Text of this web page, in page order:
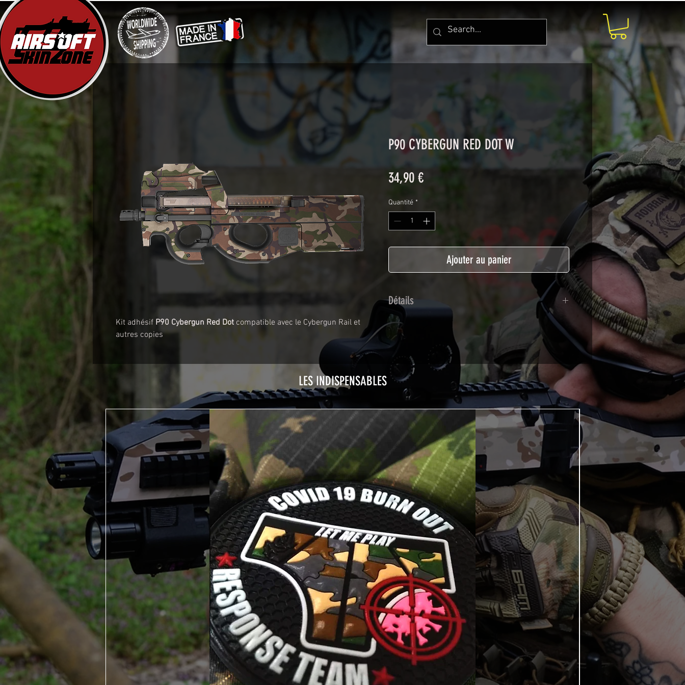
Kit adhésif P90 Cybergun Red Dot compatible avec le Cybergun Rail et
autres copies
P90 CYBERGUN RED DOT W
34,90 €Prix
Quantité *
Ajouter au panier
Détails
Adhésif de type polymère calandré recouvert d'une
plastification protègeant des UV et des rayures.
Utilisé initialement pour le marquage de véhicule,
les adhésifs AirsoftSkinZone offrent une grande
durabilité et résistent aux intempéries.
Nettoyer sa réplique à l'aide d'un produit alcoolisé
avant toute installation est indispensable. Un
décapeur thermique ou un sèche cheveux sera
nécessaire à l'installation de votre Skin. Voir la
rubrique
TUTOS / VIDEOS
LES INDISPENSABLES